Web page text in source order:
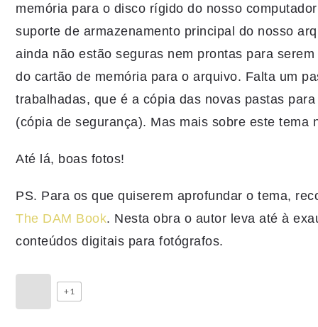
memória para o disco rígido do nosso
suporte de armazenamento principal do nosso
ainda não estão seguras nem prontas para
do cartão de memória para o arquivo. Falta um
trabalhadas, que é a cópia das novas pastas
(cópia de segurança). Mas mais sobre este tema
Até lá, boas fotos!
PS. Para os que quiserem aprofundar o tema,
The DAM Book. Nesta obra o autor leva até à
conteúdos digitais para fotógrafos.
+1